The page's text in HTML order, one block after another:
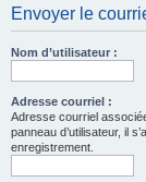
Envoyer le
Nom d’utilisateur :
Adresse courriel :
Adresse courriel
panneau d’utilisateur, il
enregistrement.